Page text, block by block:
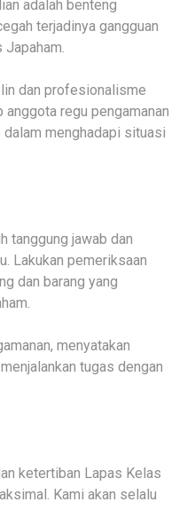
adalah benteng
terjadinya gangguan
dan profesionalisme
regu pengamanan
menghadapi situasi
tanggung jawab dan
Lakukan pemeriksaan
dan barang yang
menyatakan
tugas dengan
ketertiban Lapas Kelas
Kami akan selalu